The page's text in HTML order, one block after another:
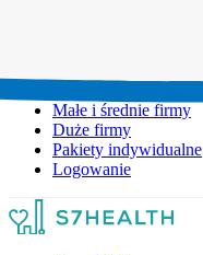
Małe i średnie firmy
Duże firmy
Pakiety indywidualne
Logowanie